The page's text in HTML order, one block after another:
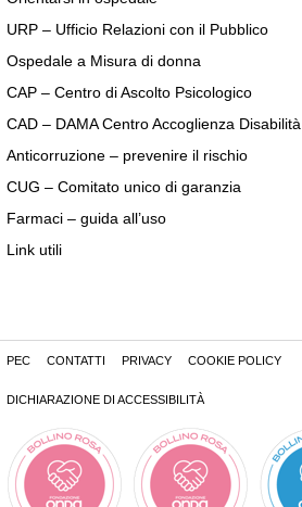
URP – Ufficio Relazioni con il Pubblico
Ospedale a Misura di donna
CAP – Centro di Ascolto Psicologico
CAD – DAMA Centro Accoglienza Disabilità
Anticorruzione – prevenire il rischio
CUG – Comitato unico di garanzia
Farmaci – guida all’uso
Link utili
PEC CONTATTI PRIVACY COOKIE POLICY
DICHIARAZIONE DI ACCESSIBILITÀ